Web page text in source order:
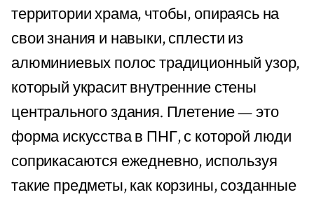
территории храма, чтобы, опираясь на
свои знания и навыки, сплести из
алюминиевых полос традиционный узор,
который украсит внутренние стены
центрального здания. Плетение — это
форма искусства в ПНГ, с которой люди
соприкасаются ежедневно, используя
такие предметы, как корзины, созданные